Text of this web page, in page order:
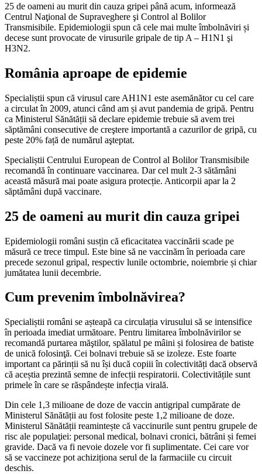
25 de oameni au murit din cauza gripei până acum, informează
Centrul Naţional de Supraveghere şi Control al Bolilor
Transmisibile. Epidemiologii spun că cele mai multe îmbolnăviri și
decese sunt provocate de virusurile gripale de tip A – H1N1 şi
H3N2.
România aproape de epidemie
Specialiștii spun că virusul care AH1N1 este asemănător cu cel care
a circulat în 2009, atunci când am și avut pandemia de gripă. Pentru
ca Ministerul Sănătății să declare epidemie trebuie să avem trei
săptămâni consecutive de creştere importantă a cazurilor de gripă, cu
peste 20% față de numărul aşteptat.
Specialiștii Centrului European de Control al Bolilor Transmisibile
recomandă în continuare vaccinarea. Dar cel mult 2-3 sătămâni
această măsură mai poate asigura protecție. Anticorpii apar la 2
săptămâni după vaccinare.
25 de oameni au murit din cauza gripei
Epidemiologii români susțin că eficacitatea vaccinării scade pe
măsură ce trece timpul. Este bine să ne vaccinăm în perioada care
precede sezonul gripal, respectiv lunile octombrie, noiembrie și chiar
jumătatea lunii decembrie.
Cum prevenim îmbolnăvirea?
Specialiștii români se așteapă ca circulația virusului să se intensifice
în perioada imediat următoare. Pentru limitarea îmbolnăvirilor se
recomandă purtarea măştilor, spălatul pe mâini și folosirea de batiste
de unică folosinţă. Cei bolnavi trebuie să se izoleze. Este foarte
important ca părinții să nu își ducă copiii în colectivități dacă observă
că aceștia prezintă semne de infecții respiratorii. Colectivitățile sunt
primele în care se răspândește infecția virală.
Din cele 1,3 milioane de doze de vaccin antigripal cumpărate de
Ministerul Sănătății au fost folosite peste 1,2 milioane de doze.
Ministerul Sănătății reamintește că vaccinurile sunt pentru grupele de
risc ale populaţiei: personal medical, bolnavi cronici, bătrâni și femei
gravide. Dacă va fi nevoie dozele vor fi suplimentate. Cei care vor
să se vaccineze pot achiziționa serul de la farmaciile cu circuit
deschis.